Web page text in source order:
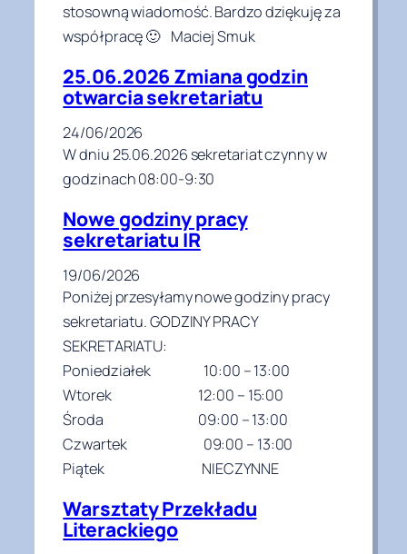
stosowną wiadomość. Bardzo dziękuję za
współpracę 🙂 Maciej Smuk
25.06.2026 Zmiana godzin
otwarcia sekretariatu
24/06/2026
W dniu 25.06.2026 sekretariat czynny w
godzinach 08:00-9:30
Nowe godziny pracy
sekretariatu IR
19/06/2026
Poniżej przesyłamy nowe godziny pracy
sekretariatu. GODZINY PRACY
SEKRETARIATU:
Poniedziałek 10:00 – 13:00
Wtorek 12:00 – 15:00
Środa 09:00 – 13:00
Czwartek 09:00 – 13:00
Piątek NIECZYNNE
Warsztaty Przekładu
Literackiego